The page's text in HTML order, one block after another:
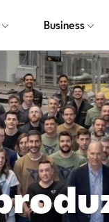
Business